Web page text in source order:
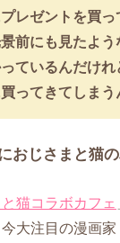
レゼントを買
前にも見たよう
ているんだけれ
ってきてしまう
おじさまと猫
猫コラボカフェ
大注目の漫画